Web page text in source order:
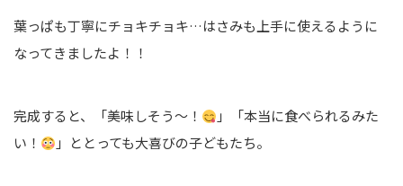
葉っぱも丁寧にチョキチョキ…はさみも上手に使えるように
なってきましたよ！！
完成すると、「美味しそう～！
」「本当に食べられるみた
い！
」ととっても大喜びの子どもたち。